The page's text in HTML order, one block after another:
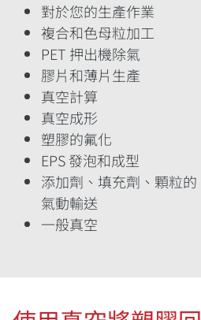
對於您的生產作業
複合和色母粒加工
PET 押出機除氣
膠片和薄片生產
真空計算
真空成形
塑膠的氟化
EPS 發泡和成型
添加劑、填充劑、顆粒的
氣動輸送
一般真空